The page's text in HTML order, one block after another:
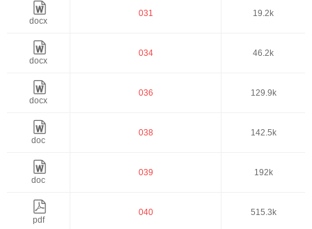
docx
031 19.2k
docx
034 46.2k
docx
036 129.9k
doc
038 142.5k
doc
039 192k
pdf
040 515.3k